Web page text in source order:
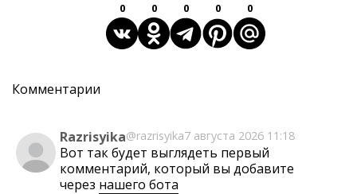
0 0 0 0 0
Комментарии
Razrisyika@razrisyika7 августа 2026 11:18
Вот так будет выглядеть первый
комментарий, который вы добавите
через нашего бота